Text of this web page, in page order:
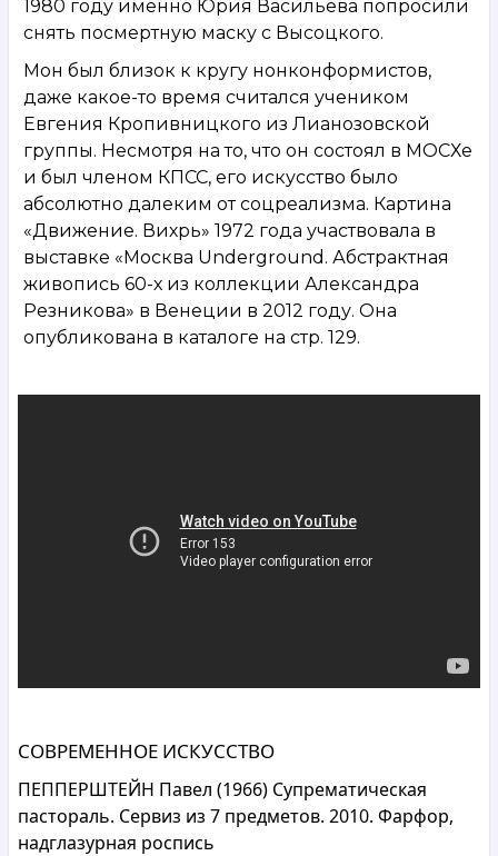
1980 году именно Юрия Васильева попросили
снять посмертную маску с Высоцкого.
Мон был близок к кругу нонконформистов,
даже какое-то время считался учеником
Евгения Кропивницкого из Лианозовской
группы. Несмотря на то, что он состоял в МОСХе
и был членом КПСС, его искусство было
абсолютно далеким от соцреализма. Картина
«Движение. Вихрь» 1972 года участвовала в
выставке «Москва Underground. Абстрактная
живопись 60-х из коллекции Александра
Резникова» в Венеции в 2012 году. Она
опубликована в каталоге на стр. 129.
СОВРЕМЕННОЕ ИСКУССТВО
ПЕППЕРШТЕЙН Павел (1966) Супрематическая
пастораль. Сервиз из 7 предметов. 2010. Фарфор,
надглазурная роспись